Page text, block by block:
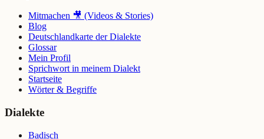
Mitmachen 🎥 (Videos & Stories)
Blog
Deutschlandkarte der Dialekte
Glossar
Mein Profil
Sprichwort in meinem Dialekt
Startseite
Wörter & Begriffe
Dialekte
Badisch